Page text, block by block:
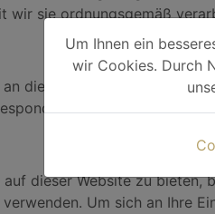
wir sie ordnungsgemäß
die Kontaktseiten oder
zu speichern.
dieser Website zu
Um sich an Ihre
Um Ihnen ein
wir Cookies. Durch